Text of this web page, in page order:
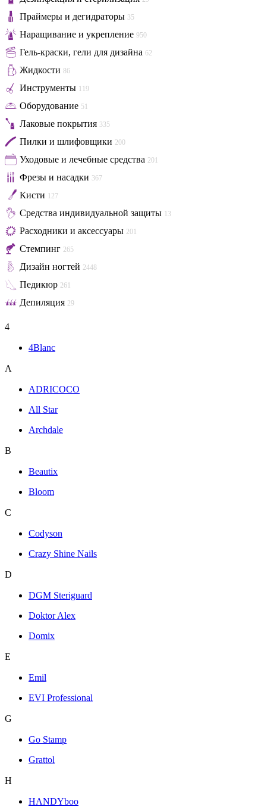
Праймеры и дегидраторы 35
Наращивание и укрепление 950
Гель-краски, гели для дизайна 62
Жидкости 86
Инструменты 119
Оборудование 51
Лаковые покрытия 335
Пилки и шлифовщики 200
Уходовые и лечебные средства 201
Фрезы и насадки 367
Кисти 127
Средства индивидуальной защиты 13
Расходники и аксессуары 201
Стемпинг 265
Дизайн ногтей 2448
Педикюр 261
Депиляция 29
4
4Blanc
A
ADRICOCO
All Star
Archdale
B
Beautix
Bloom
C
Codyson
Crazy Shine Nails
D
DGM Steriguard
Doktor Alex
Domix
E
Emil
EVI Professional
G
Go Stamp
Grattol
H
HANDYboo